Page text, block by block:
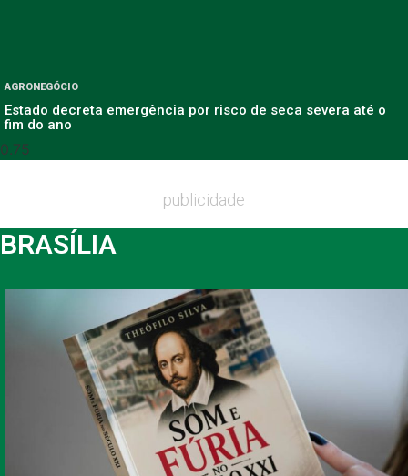
AGRONEGÓCIO
Estado decreta emergência por risco de seca severa até o
fim do ano
publicidade
BRASÍLIA